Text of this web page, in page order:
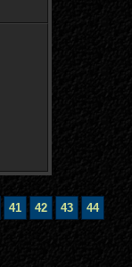
41 42 43 44